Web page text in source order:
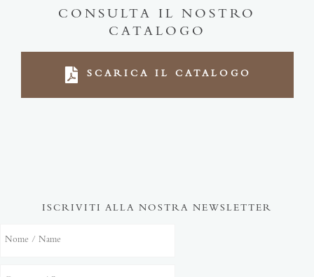
CONSULTA IL NOSTRO
CATALOGO
SCARICA IL CATALOGO
ISCRIVITI ALLA NOSTRA NEWSLETTER